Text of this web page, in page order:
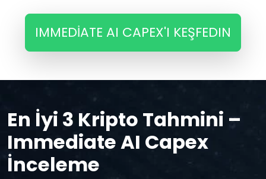
IMMEDIATE AI CAPEX'I KEŞFEDIN
En İyi 3 Kripto Tahmini –
Immediate AI Capex
İnceleme